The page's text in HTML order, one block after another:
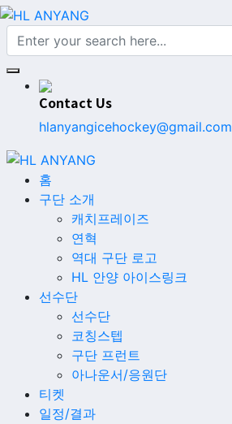
Contact Us
hlanyangicehockey@gmail.com
홈
구단 소개
캐치프레이즈
연혁
역대 구단 로고
HL 안양 아이스링크
선수단
선수단
코칭스텝
구단 프런트
아나운서/응원단
티켓
일정/결과